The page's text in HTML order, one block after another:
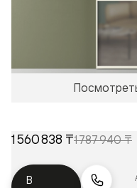
1 560 838 ₸1 787 940 ₸
В